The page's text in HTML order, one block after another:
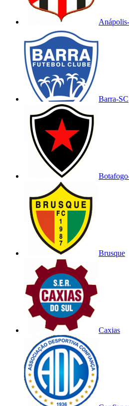
Barra-SC
Brusque
Caxias